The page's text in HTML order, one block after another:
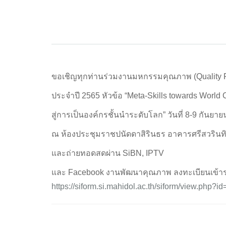
ขอเชิญทุกท่านร่วมงานมหกรรมคุณภาพ (Quality
ประจำปี 2565 หัวข้อ “Meta-Skills towards World
สู่การเป็นองค์กรชั้นนำระดับโลก” วันที่ 8-9 กันยาย
ณ ห้องประชุมราชปนัดดาสิรินธร อาคารศรีสวริน
และถ่ายทอดสดผ่าน SiBN, IPTV
และ Facebook งานพัฒนาคุณภาพ ลงทะเบียนเข้า
https://siform.si.mahidol.ac.th/siform/